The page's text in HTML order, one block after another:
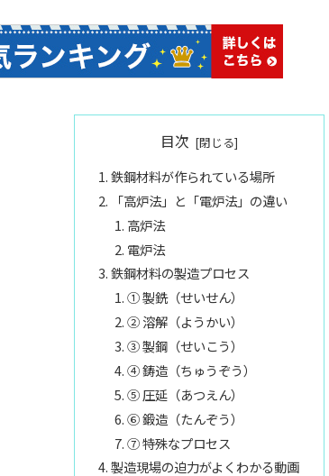
目次
鉄鋼材料が作られている場所
「高炉法」と「電炉法」の違い
高炉法
電炉法
鉄鋼材料の製造プロセス
① 製銑（せいせん）
② 溶解（ようかい）
③ 製鋼（せいこう）
④ 鋳造（ちゅうぞう）
⑤ 圧延（あつえん）
⑥ 鍛造（たんぞう）
⑦ 特殊なプロセス
製造現場の迫力がよくわかる動画